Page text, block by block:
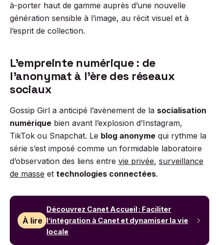
à-porter haut de gamme auprès d’une nouvelle
génération sensible à l’image, au récit visuel et à
l’esprit de collection.
L’empreinte numérique : de
l’anonymat à l’ère des réseaux
sociaux
Gossip Girl a anticipé l’avènement de la socialisation
numérique bien avant l’explosion d’Instagram,
TikTok ou Snapchat. Le blog anonyme qui rythme la
série s’est imposé comme un formidable laboratoire
d’observation des liens entre vie privée, surveillance
de masse et technologies connectées.
À lire
Découvrez Canet Accueil : Faciliter
l’intégration à Canet et dynamiser la vie
locale